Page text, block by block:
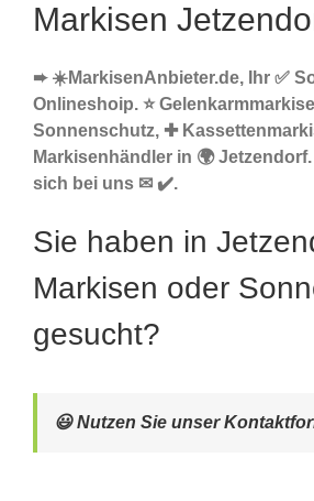
Markisen
➨ ☀️MarkisenAnbieter.de, Ihr ✅
Onlineshoip. ⭐
Sonnenschutz, ✚
Markisenhändler in 🌍
sich bei uns ✉ ✔️.
Sie haben in
Markisen oder
gesucht?
😃 Nutzen Sie unser